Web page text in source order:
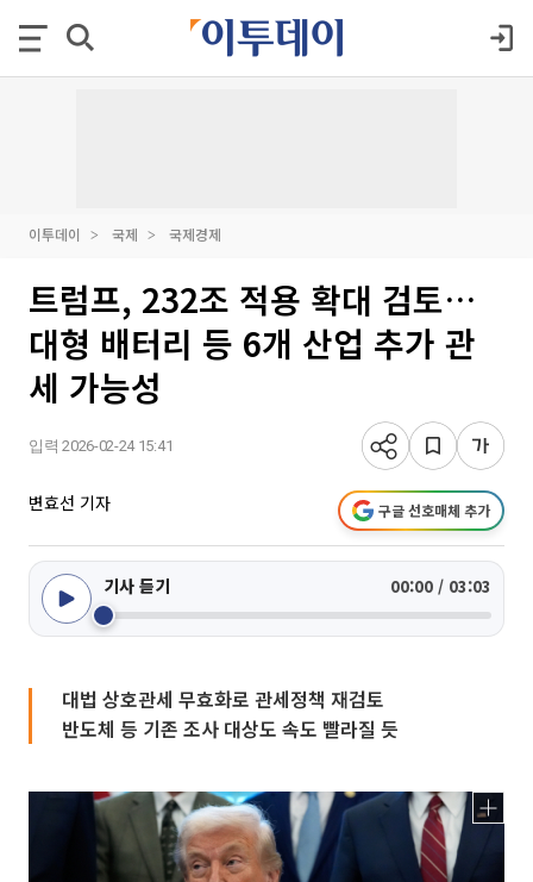
이투데이 국제 국제경제
트럼프, 232조 적용 확대 검토…
대형 배터리 등 6개 산업 추가 관
세 가능성
입력 2026-02-24 15:41
변효선 기자 구글 선호매체 추가
기사 듣기 00:00 / 03:03
대법 상호관세 무효화로 관세정책 재검토
반도체 등 기존 조사 대상도 속도 빨라질 듯